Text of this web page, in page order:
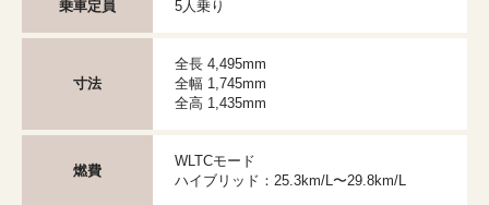
乗車定員 5人乗り
寸法
全長 4,495mm
全幅 1,745mm
全高 1,435mm
燃費
WLTCモード
ハイブリッド：25.3km/L〜29.8km/L